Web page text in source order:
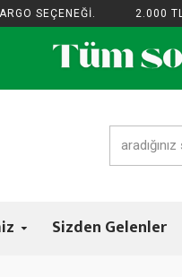
SEÇENEĞİ. 2.000 TL
Sizden Gelenler